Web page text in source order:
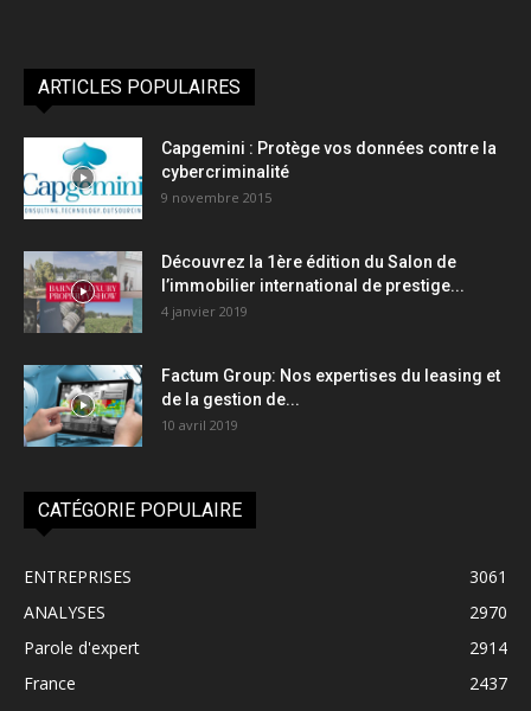
ARTICLES POPULAIRES
Capgemini : Protège vos données contre la
cybercriminalité
9 novembre 2015
Découvrez la 1ère édition du Salon de
l’immobilier international de prestige...
4 janvier 2019
Factum Group: Nos expertises du leasing et
de la gestion de...
10 avril 2019
CATÉGORIE POPULAIRE
ENTREPRISES
3061
ANALYSES
2970
Parole d'expert
2914
France
2437